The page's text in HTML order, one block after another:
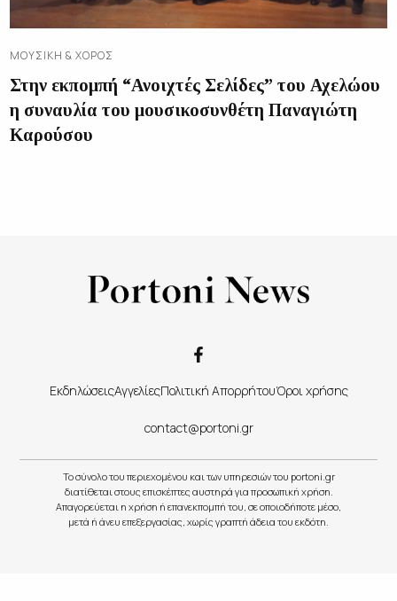
ΜΟΥΣΙΚΉ & ΧΟΡΌΣ
Στην εκπομπή “Ανοιχτές Σελίδες” του Αχελώου
η συναυλία του μουσικοσυνθέτη Παναγιώτη
Καρούσου
ΕκδηλώσειςΑγγελίεςΠολιτική ΑπορρήτουΌροι χρήσης
contact@portoni.gr
Το σύνολο του περιεχομένου και των υπηρεσιών του portoni.gr
διατίθεται στους επισκέπτες αυστηρά για προσωπική χρήση.
Απαγορεύεται η χρήση ή επανεκπομπή του, σε οποιοδήποτε μέσο,
μετά ή άνευ επεξεργασίας, χωρίς γραπτή άδεια του εκδότη.